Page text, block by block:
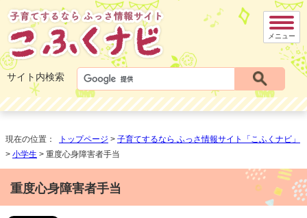
サイト内検索
メニュー
現在の位置： トップページ > 子育てするなら ふっさ情報サイト「こふくナビ」
> 小学生 > 重度心身障害者手当
重度心身障害者手当